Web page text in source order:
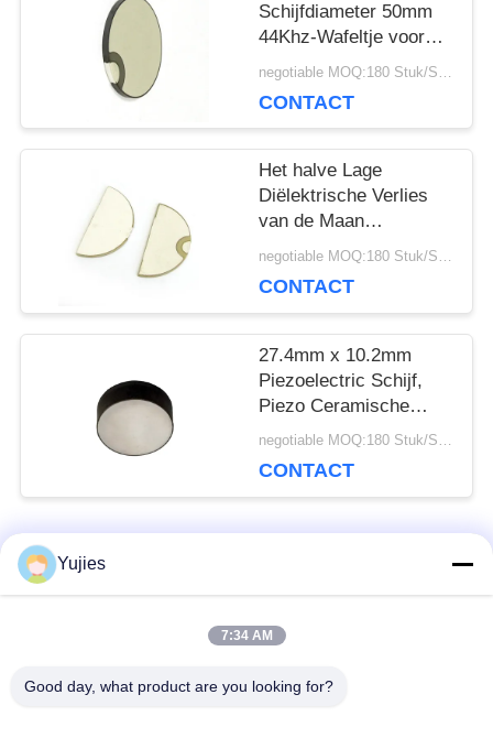
Schijfdiameter 50mm
44Khz-Wafeltje voor
het Schoonmaken van negotiable MOQ:180 Stuk/Stukken
CONTACT
Het halve Lage
Diëlektrische Verlies
van de Maan
Piezoelectric
Foetaal Doppler
negotiable MOQ:180 Stuk/Stukken
CONTACT
27.4mm x 10.2mm
Piezoelectric Schijf,
Piezo Ceramische
Plaat voor Vissende
negotiable MOQ:180 Stuk/Stukken
CONTACT
populaire categorieën Alle
Omvormer van PZT
Omvormer
Yujies
7:34 AM
Good day, what product are you looking for?